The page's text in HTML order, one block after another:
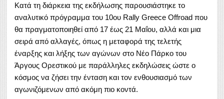
Κατά τη διάρκεια της εκδήλωσης παρουσιάστηκε το
αναλυτικό πρόγραμμα του 10oυ Rally Greece Offroad που
θα πραγματοποιηθεί από 17 έως 21 Μαΐου, αλλά και μια
σειρά από αλλαγές, όπως η μεταφορά της τελετής
έναρξης και λήξης των αγώνων στο Νέο Πάρκο του
Άργους Ορεστικού με παράλληλες εκδηλώσεις ώστε ο
κόσμος να ζήσει την ένταση και τον ενθουσιασμό των
αγωνιζόμενων από ακόμη πιο κοντά.